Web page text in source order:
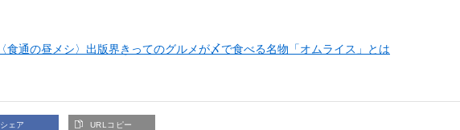
〈食通の昼メシ〉出版界きってのグルメが〆で食べる名物「オムライス」とは
シェア URLコピー